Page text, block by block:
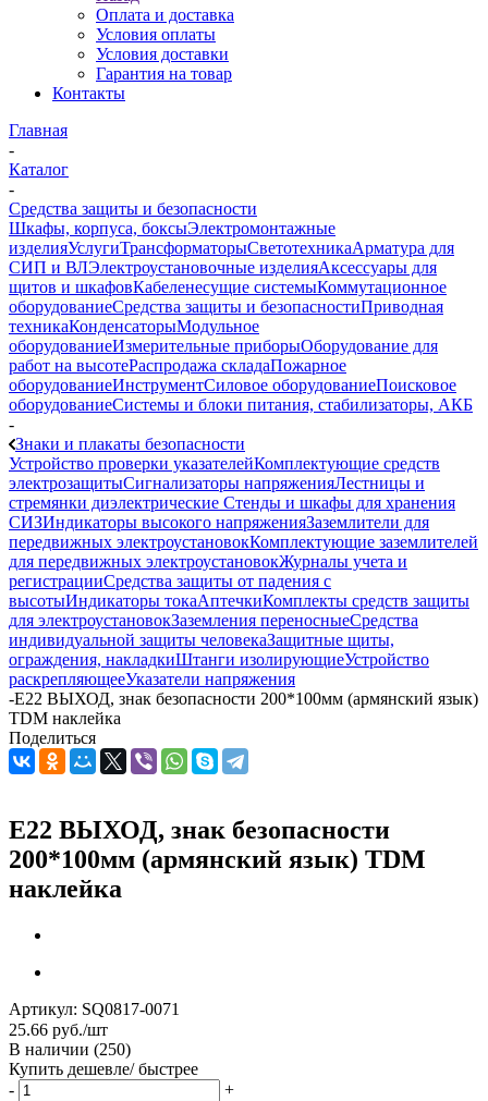
Оплата и доставка
Условия оплаты
Условия доставки
Гарантия на товар
Контакты
Главная
-
Каталог
-
Средства защиты и безопасности
Шкафы, корпуса, боксыЭлектромонтажные
изделияУслугиТрансформаторыСветотехникаАрматура для
СИП и ВЛЭлектроустановочные изделияАксессуары для
щитов и шкафовКабеленесущие системыКоммутационное
оборудованиеСредства защиты и безопасностиПриводная
техникаКонденсаторыМодульное
оборудованиеИзмерительные приборыОборудование для
работ на высотеРаспродажа складаПожарное
оборудованиеИнструментСиловое оборудованиеПоисковое
оборудованиеСистемы и блоки питания, стабилизаторы, АКБ
-
Знаки и плакаты безопасности
Устройство проверки указателейКомплектующие средств
электрозащитыСигнализаторы напряженияЛестницы и
стремянки диэлектрические Стенды и шкафы для хранения
СИЗИндикаторы высокого напряженияЗаземлители для
передвижных электроустановокКомплектующие заземлителей
для передвижных электроустановокЖурналы учета и
регистрацииСредства защиты от падения с
высотыИндикаторы токаАптечкиКомплекты средств защиты
для электроустановокЗаземления переносныеСредства
индивидуальной защиты человекаЗащитные щиты,
ограждения, накладкиШтанги изолирующиеУстройство
раскрепляющееУказатели напряжения
-Е22 ВЫХОД, знак безопасности 200*100мм (армянский язык)
TDM наклейка
Поделиться
Е22 ВЫХОД, знак безопасности
200*100мм (армянский язык) TDM
наклейка
Артикул: SQ0817-0071
25.66 руб./шт
В наличии (250)
Купить дешевле/ быстрее
-
+